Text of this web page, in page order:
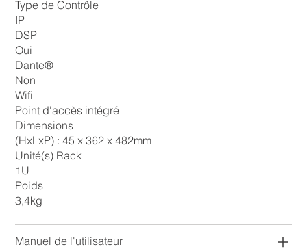
Type de Contrôle
IP
DSP
Oui
Dante®
Non
Wifi
Point d'accès intégré
Dimensions
(HxLxP) : 45 x 362 x 482mm
Unité(s) Rack
1U
Poids
3,4kg
Manuel de l'utilisateur